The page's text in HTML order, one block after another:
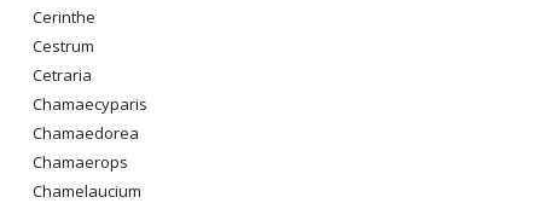
Cerinthe
Cestrum
Cetraria
Chamaecyparis
Chamaedorea
Chamaerops
Chamelaucium